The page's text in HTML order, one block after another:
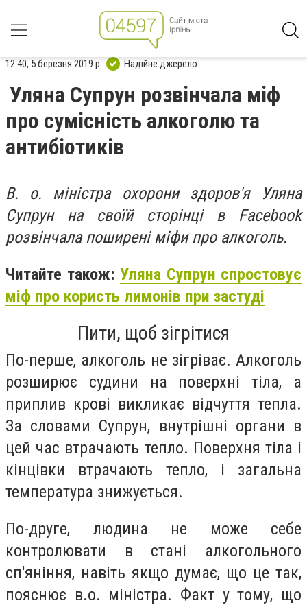
12:40, 5 березня 2019 р. Надійне джерело
Уляна Супрун розвінчала міф
про сумісність алкоголю та
антибіотиків
В. о. міністра охорони здоров'я Уляна
Супрун на своїй сторінці в Facebook
розвінчала поширені міфи про алкоголь.
Читайте також: Уляна Супрун спростовує
міф про користь лимонів при застуді
Пити, щоб зігрітися
По-перше, алкоголь не зігріває. Алкоголь
розширює судини на поверхні тіла, а
приплив крові викликає відчуття тепла.
За словами Супрун, внутрішні органи в
цей час втрачають тепло. Поверхня тіла і
кінцівки втрачають тепло, і загальна
температура знижується.
По-друге, людина не може себе
контролювати в стані алкогольного
сп'яніння, навіть якщо думає, що це так,
пояснює в.о. міністра. Факт у тому, що